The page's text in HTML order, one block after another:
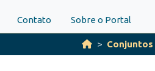
Contato Sobre o Portal
Conjuntos